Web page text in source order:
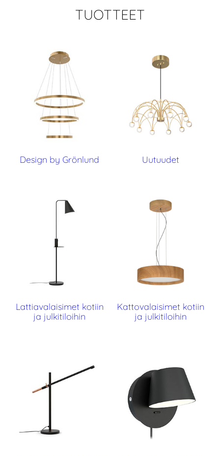
TUOTTEET
Design by Grönlund Uutuudet
Lattiavalaisimet kotiin
ja julkitiloihin
Kattovalaisimet kotiin
ja julkitiloihin